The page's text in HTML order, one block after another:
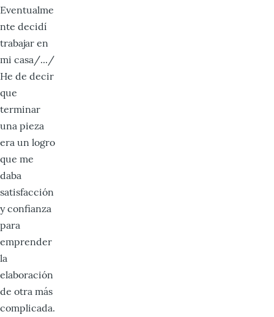
Eventualme
nte decidí
trabajar en
mi casa/.../
He de decir
que
terminar
una pieza
era un logro
que me
daba
satisfacción
y confianza
para
emprender
la
elaboración
de otra más
complicada.